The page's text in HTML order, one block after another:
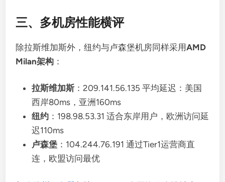
三、多机房性能横评
除拉斯维加斯外，纽约与卢森堡机房同样采用AMD
Milan架构 ：
拉斯维加斯：209.141.56.135 平均延迟：美国
西岸80ms，亚洲160ms
纽约 ：198.98.53.31 适合东岸用户，欧洲访问延
迟110ms
卢森堡 ：104.244.76.191 通过Tier1运营商直
连，欧盟访问最优